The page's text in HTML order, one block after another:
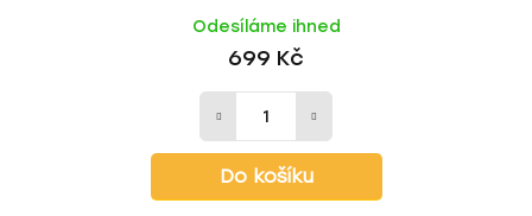
Odesíláme ihned
699 Kč
Do košíku